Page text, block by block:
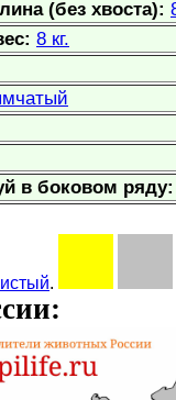
(без хвоста):
8 кг.
в боковом ряду:
.